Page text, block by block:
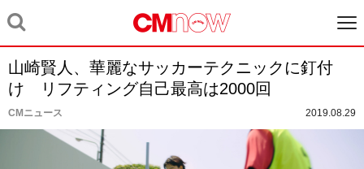
山崎賢人、華麗なサッカーテクニックに釘付
け リフティング自己最高は2000回
CMニュース 2019.08.29